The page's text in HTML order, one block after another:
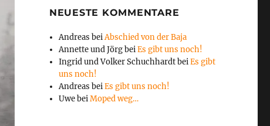
NEUESTE KOMMENTARE
Andreas beiAbschied von der Baja
Annette und JörgbeiEs gibt uns noch!
Ingrid und Volker SchuchhardtbeiEs gibt
uns noch!
Andreas beiEs gibt uns noch!
UwebeiMoped weg…